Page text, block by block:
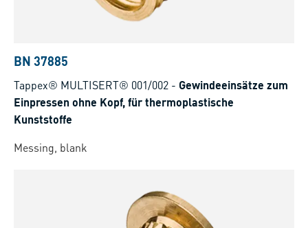
BN 37885
Tappex® MULTISERT® 001/002 - Gewindeeinsätze zum
Einpressen ohne Kopf, für thermoplastische
Kunststoffe
Messing, blank